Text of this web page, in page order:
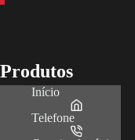
Produtos
Sensores ultra-sónicos
Início
Telefone